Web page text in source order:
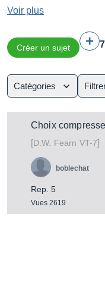
rassemble tous les
différentes étapes de
préamplificateurs
enregistreurs ou
traitements et
bon déroulement des
Voir plus
Créer un sujet 7
Catégories
Choix
[D.W. Fearn VT-7]
Rep. 5
Vues 2619
boblechat